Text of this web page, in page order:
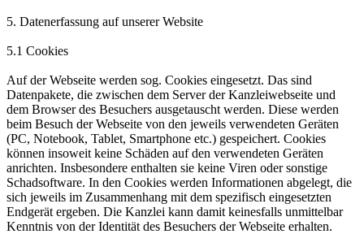
5. Datenerfassung auf unserer Website
5.1 Cookies
Auf der Webseite werden sog. Cookies eingesetzt. Das sind
Datenpakete, die zwischen dem Server der Kanzleiwebseite und
dem Browser des Besuchers ausgetauscht werden. Diese werden
beim Besuch der Webseite von den jeweils verwendeten Geräten
(PC, Notebook, Tablet, Smartphone etc.) gespeichert. Cookies
können insoweit keine Schäden auf den verwendeten Geräten
anrichten. Insbesondere enthalten sie keine Viren oder sonstige
Schadsoftware. In den Cookies werden Informationen abgelegt, die
sich jeweils im Zusammenhang mit dem spezifisch eingesetzten
Endgerät ergeben. Die Kanzlei kann damit keinesfalls unmittelbar
Kenntnis von der Identität des Besuchers der Webseite erhalten.